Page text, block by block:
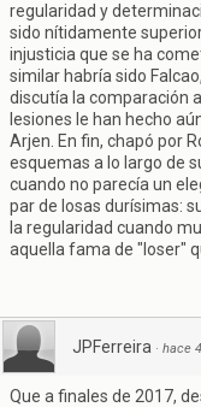
regularidad y
sido nítidamente
injusticia que se ha
similar habría sido
discutía la comparación
lesiones le han hecho
Arjen. En fin, chapó por
esquemas a lo largo de
cuando no parecía un
par de losas durísimas:
la regularidad cuando
aquella fama de "loser"
JPFerreira · hace
Que a finales de 2017,